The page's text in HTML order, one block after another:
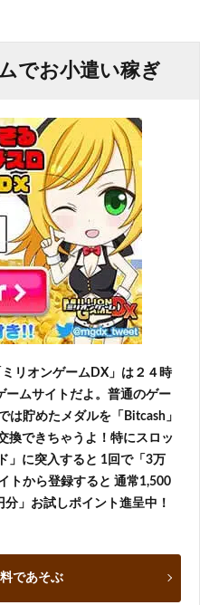
でお小遣い稼ぎ
リオンゲームDX」は２４時
ームサイトだよ。普通のゲー
は貯めたメダルを「Bitcash」
換できちゃうよ！特にスロッ
」に突入すると 1回で「3万
トから登録すると 通常1,500
」お試しポイント進呈中！
であそぶ